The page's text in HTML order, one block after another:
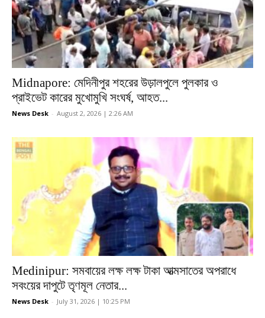
Midnapore: মেদিনীপুর শহরের উড়ালপুলে পুলকার ও
প্রাইভেট কারের মুখোমুখি সংঘর্ষ, আহত...
News Desk - August 2, 2026 | 2:26 AM
Medinipur: সমবায়ের লক্ষ লক্ষ টাকা আত্মসাতের অপরাধে
সবংয়ের দাপুটে তৃণমূল নেতার...
News Desk - July 31, 2026 | 10:25 PM